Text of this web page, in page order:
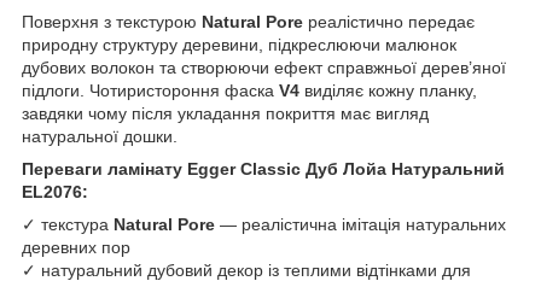
Поверхня з текстурою Natural Pore реалістично передає
природну структуру деревини, підкреслюючи малюнок
дубових волокон та створюючи ефект справжньої дерев’яної
підлоги. Чотиристороння фаска V4 виділяє кожну планку,
завдяки чому після укладання покриття має вигляд
натуральної дошки.
Переваги ламінату Egger Classic Дуб Лойа Натуральний
EL2076:
✓ текстура Natural Pore — реалістична імітація натуральних
деревних пор
✓ натуральний дубовий декор із теплими відтінками для